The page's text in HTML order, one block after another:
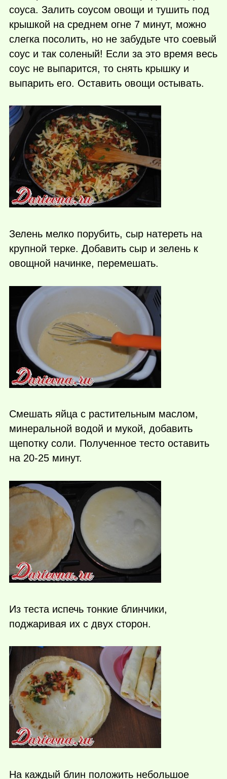
соуса. Залить соусом овощи и тушить под
крышкой на среднем огне 7 минут, можно
слегка посолить, но не забудьте что соевый
соус и так соленый! Если за это время весь
соус не выпарится, то снять крышку и
выпарить его. Оставить овощи остывать.
Зелень мелко порубить, сыр натереть на
крупной терке. Добавить сыр и зелень к
овощной начинке, перемешать.
Смешать яйца с растительным маслом,
минеральной водой и мукой, добавить
щепотку соли. Полученное тесто оставить
на 20-25 минут.
Из теста испечь тонкие блинчики,
поджаривая их с двух сторон.
На каждый блин положить небольшое